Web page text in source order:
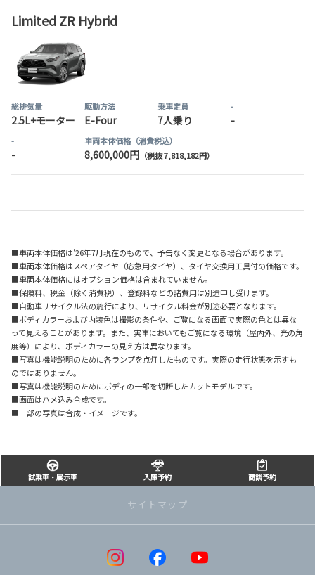
Limited ZR Hybrid
総排気量
2.5L+モーター
駆動方法
E-Four
乗車定員
7人乗り
-
-
-
-
車両本体価格（消費税込）
8,600,000円 （税抜 7,818,182円）
■車両本体価格は'26年7月現在のもので、予告なく変更となる場合があります。
■車両本体価格はスペアタイヤ（応急用タイヤ）、タイヤ交換用工具付の価格です。
■車両本体価格にはオプション価格は含まれていません。
■保険料、税金（除く消費税）、登録料などの諸費用は別途申し受けます。
■自動車リサイクル法の施行により、リサイクル料金が別途必要となります。
■ボディカラーおよび内装色は撮影の条件や、ご覧になる画面で実際の色とは異な
って見えることがあります。また、実車においてもご覧になる環境（屋内外、光の角
度等）により、ボディカラーの見え方は異なります。
■写真は機能説明のために各ランプを点灯したものです。実際の走行状態を示すも
のではありません。
■写真は機能説明のためにボディの一部を切断したカットモデルです。
■画面はハメ込み合成です。
■一部の写真は合成・イメージです。
試乗車・展示車 入庫予約 商談予約
サイトマップ